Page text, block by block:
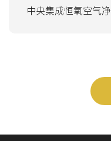
中央集成恒氧空气